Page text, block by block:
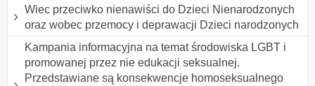
Wiec przeciwko nienawiści do Dzieci Nienarodzonych
oraz wobec przemocy i deprawacji Dzieci narodzonych
Kampania informacyjna na temat środowiska LGBT i
promowanej przez nie edukacji seksualnej.
Przedstawiane są konsekwencje homoseksualnego